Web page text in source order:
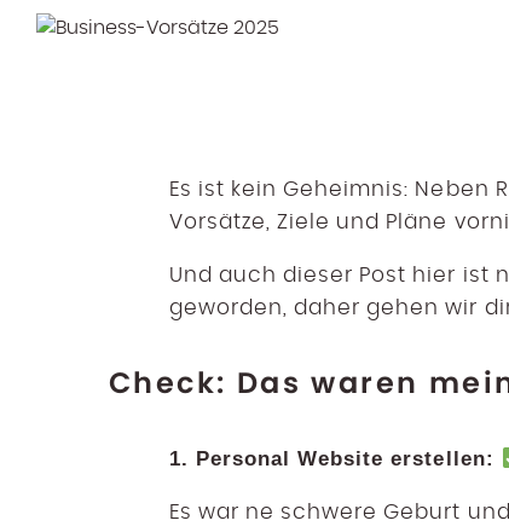
Es ist kein Geheimnis: Neben
Vorsätze, Ziele und Pläne
Und auch dieser Post hier ist
geworden, daher gehen wir
Check: Das waren
1. Personal Website erstellen:
Es war ne schwere Geburt